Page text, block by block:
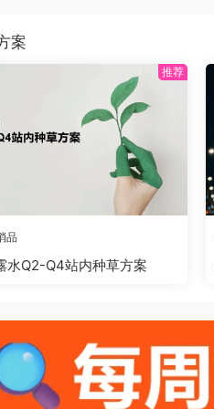
案
品
水Q2-Q4站内种草方案